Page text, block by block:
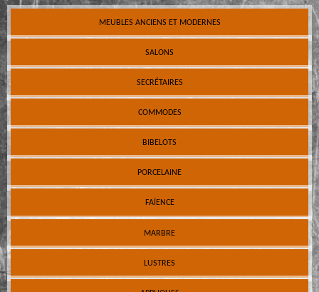
MEUBLES ANCIENS ET MODERNES
SALONS
SECRÉTAIRES
COMMODES
BIBELOTS
PORCELAINE
FAÏENCE
MARBRE
LUSTRES